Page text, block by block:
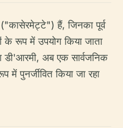
हैं, जिनका पूर्व
के रूप में उपयोग किया जाता
डी'आरमी, अब एक सार्वजनिक
पुनर्जीवित किया जा रहा